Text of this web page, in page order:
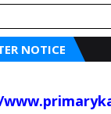
NOTICE